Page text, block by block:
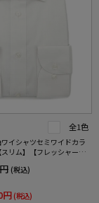
全1色
ワイシャツセミワイドカラ
リム】【フレッシャーズ
通年【スリムデザイン】
(税込)
円 (税込)